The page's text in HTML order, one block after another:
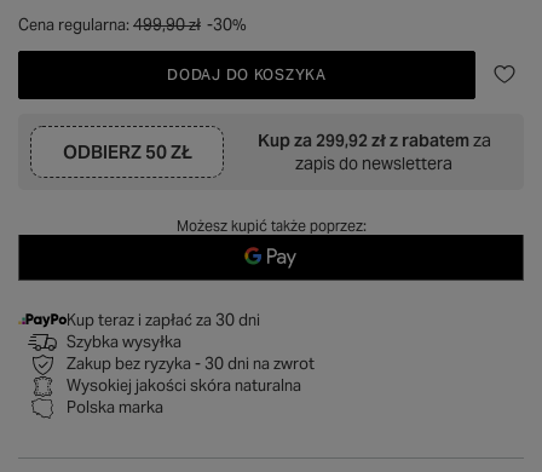
Cena regularna: 499,90 zł -30%
DODAJ DO KOSZYKA
ODBIERZ 50 ZŁ
Kup za 299,92 złz rabatem za
zapis do newslettera
Możesz kupić także poprzez:
Kup teraz i zapłać za 30 dni
Szybka wysyłka
Zakup bez ryzyka - 30 dni na zwrot
Wysokiej jakości skóra naturalna
Polska marka